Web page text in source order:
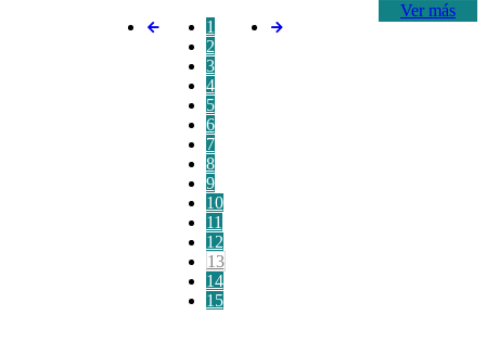
Ver más
1
2
3
4
5
6
7
8
9
10
11
12
13
14
15